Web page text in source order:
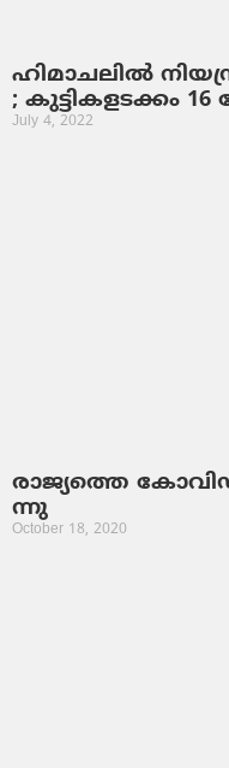
ഹിമാചലില്‍
; കുട്ടികളടക്കം 16
July 4, 2022
രാ​ജ്യ​ത്തെ
ന്നു
October 18, 2020